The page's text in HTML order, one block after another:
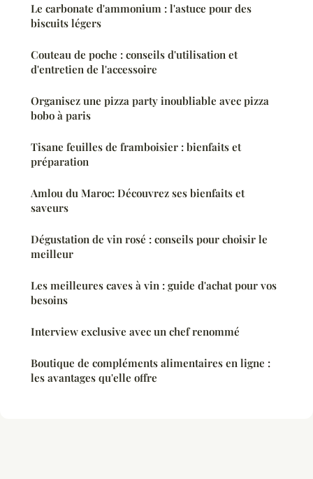
Le carbonate d'ammonium : l'astuce pour des
biscuits légers
Couteau de poche : conseils d'utilisation et
d'entretien de l'accessoire
Organisez une pizza party inoubliable avec pizza
bobo à paris
Tisane feuilles de framboisier : bienfaits et
préparation
Amlou du Maroc: Découvrez ses bienfaits et
saveurs
Dégustation de vin rosé : conseils pour choisir le
meilleur
Les meilleures caves à vin : guide d'achat pour vos
besoins
Interview exclusive avec un chef renommé
Boutique de compléments alimentaires en ligne :
les avantages qu'elle offre